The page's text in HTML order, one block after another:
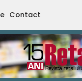
Contact